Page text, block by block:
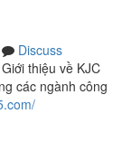
Discuss
thiệu về KJC
các ngành công